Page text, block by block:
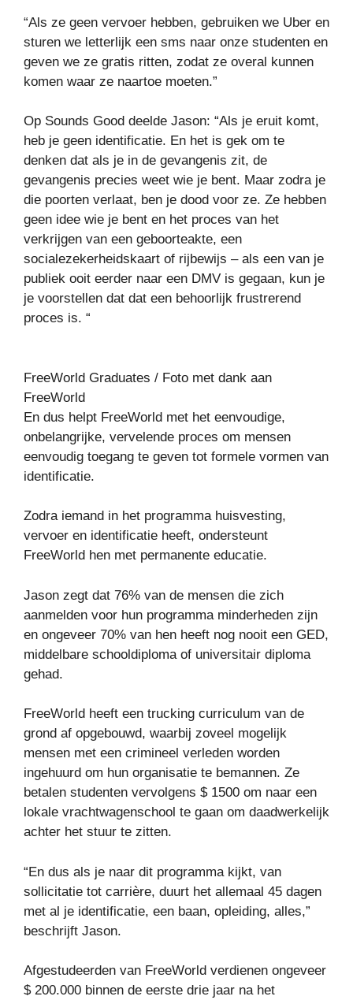
“Als ze geen vervoer hebben, gebruiken we Uber en
sturen we letterlijk een sms naar onze studenten en
geven we ze gratis ritten, zodat ze overal kunnen
komen waar ze naartoe moeten.”
Op Sounds Good deelde Jason: “Als je eruit komt,
heb je geen identificatie. En het is gek om te
denken dat als je in de gevangenis zit, de
gevangenis precies weet wie je bent. Maar zodra je
die poorten verlaat, ben je dood voor ze. Ze hebben
geen idee wie je bent en het proces van het
verkrijgen van een geboorteakte, een
socialezekerheidskaart of rijbewijs – als een van je
publiek ooit eerder naar een DMV is gegaan, kun je
je voorstellen dat dat een behoorlijk frustrerend
proces is. “
FreeWorld Graduates / Foto met dank aan
FreeWorld
En dus helpt FreeWorld met het eenvoudige,
onbelangrijke, vervelende proces om mensen
eenvoudig toegang te geven tot formele vormen van
identificatie.
Zodra iemand in het programma huisvesting,
vervoer en identificatie heeft, ondersteunt
FreeWorld hen met permanente educatie.
Jason zegt dat 76% van de mensen die zich
aanmelden voor hun programma minderheden zijn
en ongeveer 70% van hen heeft nog nooit een GED,
middelbare schooldiploma of universitair diploma
gehad.
FreeWorld heeft een trucking curriculum van de
grond af opgebouwd, waarbij zoveel mogelijk
mensen met een crimineel verleden worden
ingehuurd om hun organisatie te bemannen. Ze
betalen studenten vervolgens $ 1500 om naar een
lokale vrachtwagenschool te gaan om daadwerkelijk
achter het stuur te zitten.
“En dus als je naar dit programma kijkt, van
sollicitatie tot carrière, duurt het allemaal 45 dagen
met al je identificatie, een baan, opleiding, alles,”
beschrijft Jason.
Afgestudeerden van FreeWorld verdienen ongeveer
$ 200.000 binnen de eerste drie jaar na het